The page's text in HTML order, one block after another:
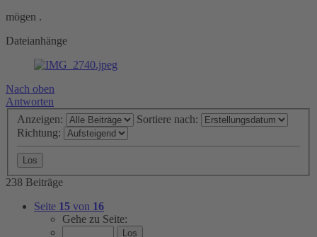
mögen .
Dateianhänge
Nach oben
Antworten
Anzeigen:
Sortiere nach:
Richtung:
238 Beiträge
Seite 15 von 16
Gehe zu Seite: